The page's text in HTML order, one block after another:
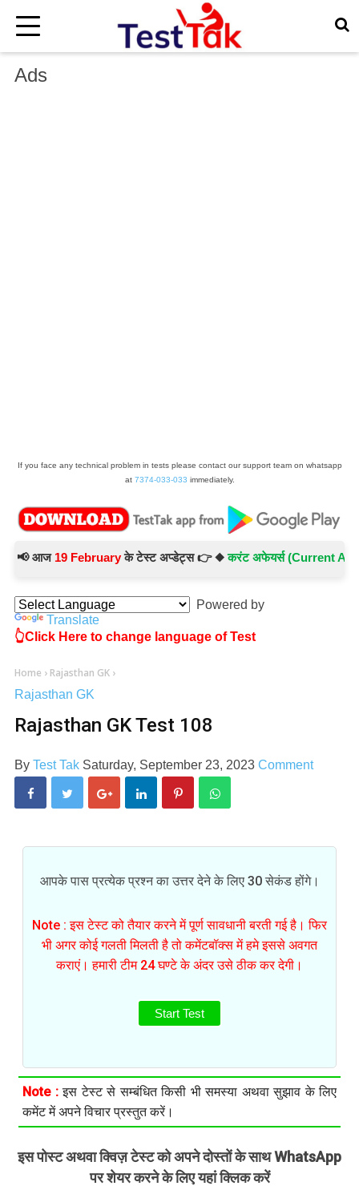
Ads
If you face any technical problem in tests please contact our support team on whatsapp
at 7374-033-033 immediately.
आज19 Februaryके टेस्ट अप्डेट्स 👉 ◆करंट अफेयर्स (Current
×
Powered by
Translate
👆Click Here to change language of Test
Home › Rajasthan GK ›
Rajasthan GK
Rajasthan GK Test 108
By Test Tak Saturday, September 23, 2023 Comment
आपके पास प्रत्येक प्रश्न का उत्तर देने के लिए 30 सेकंड होंगे।
Note : इस टेस्ट को तैयार करने में पूर्ण सावधानी बरती गई है। फिर
भी अगर कोई गलती मिलती है तो कमेंटबॉक्स में हमे इससे अवगत
कराएं। हमारी टीम 24 घण्टे के अंदर उसे ठीक कर देगी।
Start Test
Note :इस टेस्ट से सम्बंधित किसी भी समस्या अथवा सुझाव के लिए
कमेंट में अपने विचार प्रस्तुत करें।
इस पोस्ट अथवा क्विज़ टेस्ट को अपने दोस्तों के साथ WhatsApp
पर शेयर करने के लिए यहां क्लिक करें